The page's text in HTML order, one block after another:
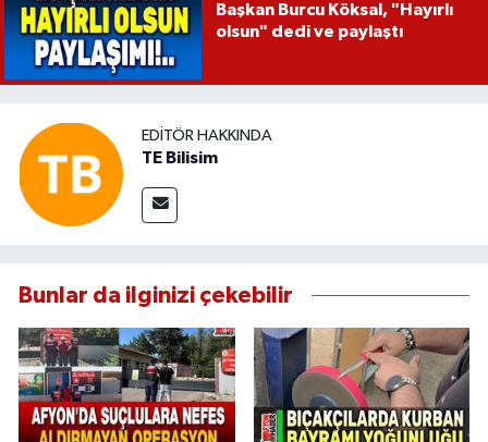
Başkan Burcu Köksal, "Hayırlı
olsun" dedi ve paylaştı
EDITÖR HAKKINDA
TE Bilisim
Bunlar da ilginizi çekebilir